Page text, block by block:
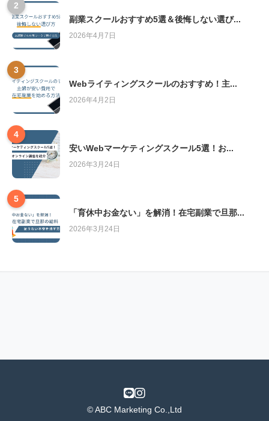
2
副業スクールおすすめ5選＆後悔しない選び...
2026年4月7日
3
Webライティングスクールのおすすめ！主...
2026年4月2日
4
安いWebマーケティングスクール5選！お...
2026年3月24日
5
「育休中お金ない」を解消！在宅副業で旦那...
2026年3月24日
© ABC Marketing Co.,Ltd